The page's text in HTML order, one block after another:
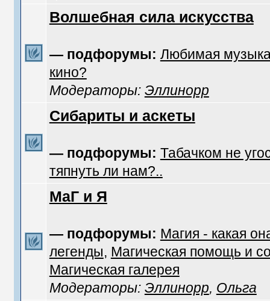
Волшебная сила искусства
— подфорумы: Любимая
кино?
Модераторы: Эллинорр
Сибариты и аскеты
— подфорумы: Табачком не
тяпнуть ли нам?..
МаГ и Я
— подфорумы: Магия - какая
легенды, Магическая помощь и
Магическая галерея
Модераторы: Эллинорр, Ольга